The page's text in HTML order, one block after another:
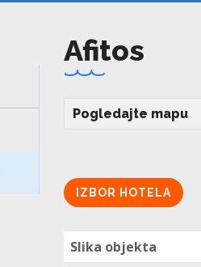
Afitos
Pogledajte mapu
IZBOR HOTELA
Slika objekta